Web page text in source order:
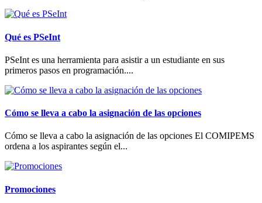
Qué es PSeInt
PSeInt es una herramienta para asistir a un estudiante en sus
primeros pasos en programación....
Cómo se lleva a cabo la asignación de las opciones
Cómo se lleva a cabo la asignación de las opciones El COMIPEMS
ordena a los aspirantes según el...
Promociones